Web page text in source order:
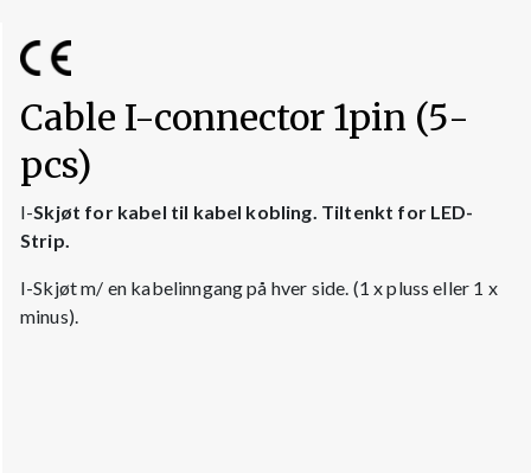
Cable I-connector 1pin (5-
pcs)
I-Skjøt for kabel til kabel kobling. Tiltenkt for LED-
Strip.
I-Skjøt m/ en kabelinngang på hver side. (1 x pluss eller 1 x
minus).